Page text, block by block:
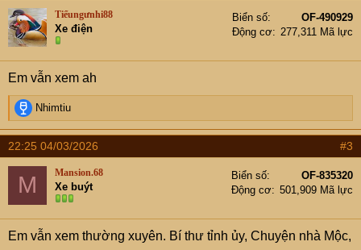
t
i
o
n
s
:
Tiểungưnhi88
Xe điện
Biển số
OF-490929
Động cơ
277,311 Mã lực
Em vẫn xem ah
R
e
a
c
t
i
o
n
s
:
Nhimtiu
22:25 04/03/2026 #3
M Mansion.68
Xe buýt
Biển số
OF-835320
Động cơ
501,909 Mã lực
Em vẫn xem thường xuyên. Bí thư tỉnh ủy, Chuyện nhà Mộc,